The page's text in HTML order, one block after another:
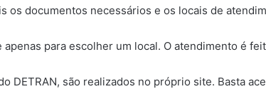
os documentos necessários e os locais de
apenas para escolher um local. O atendimento é
DETRAN, são realizados no próprio site. Basta